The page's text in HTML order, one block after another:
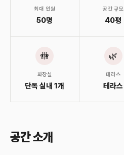
최대 인원
50명
공간 규모
40평
🚻
화장실
단독 실내 1개
🌿
테라스
테라스
공간 소개